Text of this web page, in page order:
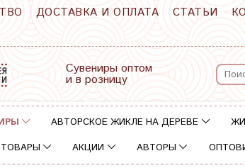
ДОСТАВКА И ОПЛАТА СТАТЬИ
Сувениры оптом
и в розницу
АВТОРСКОЕ ЖИКЛЕ НА ДЕРЕВЕ
АКЦИИ АВТОРЫ